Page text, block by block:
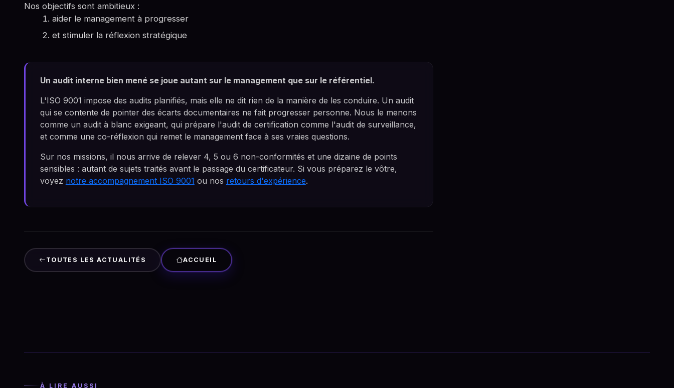
Nos objectifs sont ambitieux :
aider le management à progresser
et stimuler la réflexion stratégique
Un audit interne bien mené se joue autant sur le management que sur le référentiel.
L'ISO 9001 impose des audits planifiés, mais elle ne dit rien de la manière de les conduire. Un audit
qui se contente de pointer des écarts documentaires ne fait progresser personne. Nous le menons
comme un audit à blanc exigeant, qui prépare l'audit de certification comme l'audit de surveillance,
et comme une co-réflexion qui remet le management face à ses vraies questions.
Sur nos missions, il nous arrive de relever 4, 5 ou 6 non-conformités et une dizaine de points
sensibles : autant de sujets traités avant le passage du certificateur. Si vous préparez le vôtre,
voyez notre accompagnement ISO 9001 ou nos retours d'expérience.
TOUTES LES ACTUALITÉS ACCUEIL
À LIRE AUSSI